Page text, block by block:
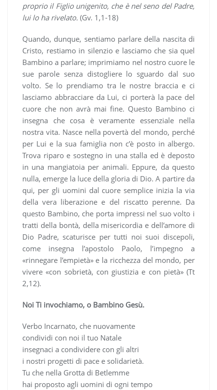
proprio il Figlio unigenito, che è nel seno del Padre,
lui lo ha rivelato. (Gv. 1,1-18)
Quando, dunque, sentiamo parlare della nascita di
Cristo, restiamo in silenzio e lasciamo che sia quel
Bambino a parlare; imprimiamo nel nostro cuore le
sue parole senza distogliere lo sguardo dal suo
volto. Se lo prendiamo tra le nostre braccia e ci
lasciamo abbracciare da Lui, ci porterà la pace del
cuore che non avrà mai fine. Questo Bambino ci
insegna che cosa è veramente essenziale nella
nostra vita. Nasce nella povertà del mondo, perché
per Lui e la sua famiglia non c’è posto in albergo.
Trova riparo e sostegno in una stalla ed è deposto
in una mangiatoia per animali. Eppure, da questo
nulla, emerge la luce della gloria di Dio. A partire da
qui, per gli uomini dal cuore semplice inizia la via
della vera liberazione e del riscatto perenne. Da
questo Bambino, che porta impressi nel suo volto i
tratti della bontà, della misericordia e dell’amore di
Dio Padre, scaturisce per tutti noi suoi discepoli,
come insegna l’apostolo Paolo, l’impegno a
«rinnegare l’empietà» e la ricchezza del mondo, per
vivere «con sobrietà, con giustizia e con pietà» (Tt
2,12).
Noi Ti invochiamo, o Bambino Gesù.
Verbo Incarnato, che nuovamente
condividi con noi il tuo Natale
insegnaci a condividere con gli altri
i nostri progetti di pace e solidarietà.
Tu che nella Grotta di Betlemme
hai proposto agli uomini di ogni tempo